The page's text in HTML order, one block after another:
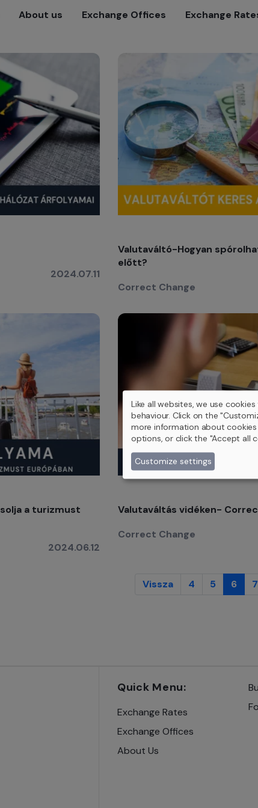
About us Exchange Offices Exchange
2024.07.11
Valutaváltó-Hogyan
előtt?
Correct Change
a turizmust
2024.06.12
Valutaváltás vidéken-
Correct Change
Vissza 4 5 6 7
Quick Menu:
Exchange Rates
Exchange Offices
About Us
Like all websites, we use
behaviour. Click on the
more information about
options, or click the "Accept all
Customize settings